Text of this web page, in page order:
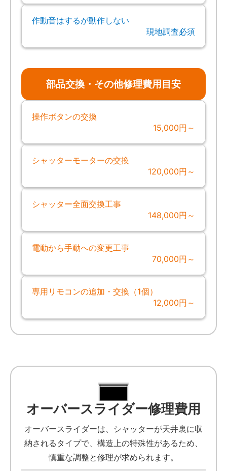
作動音はするが動作しない
現地調査必須
部品交換・その他修理費用目安
操作ボタンの交換
15,000円～
シャッターモーターの交換
120,000円～
シャッター全面交換工事
148,000円～
電動から手動への変更工事
70,000円～
専用リモコンの追加・交換（1個）
12,000円～
オーバースライダー修理費用
オーバースライダーは、シャッターが天井裏に収
納されるタイプで、構造上の特殊性があるため、
慎重な調整と修理が求められます。